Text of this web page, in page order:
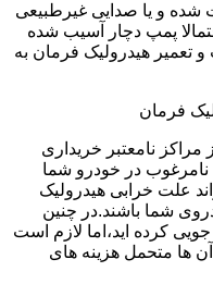
شده و یا صدایی غیرطبیعی
پمپ دچار آسیب شده
هیدرولیک فرمان به
فرمان
نامعتبر خریداری
نامرغوب در خودرو شما
علت خرابی هیدرولیک
شما باشند.در چنین
کرده اید،اما لازم است
ها متحمل هزینه های